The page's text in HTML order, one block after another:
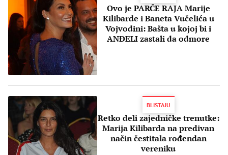
Ovo je PARČE RAJA Marije
Kilibarde i Baneta Vučelića u
Vojvodini: Bašta u kojoj bi i
ANĐELI zastali da odmore
BLISTAJU
Retko deli zajedničke trenutke:
Marija Kilibarda na predivan
način čestitala rođendan
vereniku